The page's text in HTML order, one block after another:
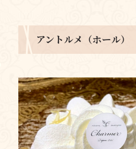
アントルメ（ホール）